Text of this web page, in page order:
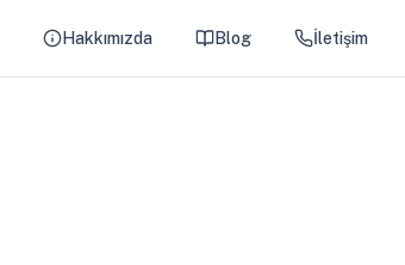
Hakkımızda Blog İletişim